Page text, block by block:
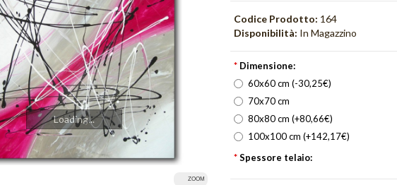
Loading...
ZOOM
Codice Prodotto: 164
Disponibilità: In Magazzino
* Dimensione:
60x60 cm (-30,25€)
70x70 cm
80x80 cm (+80,66€)
100x100 cm (+142,17€)
* Spessore telaio: